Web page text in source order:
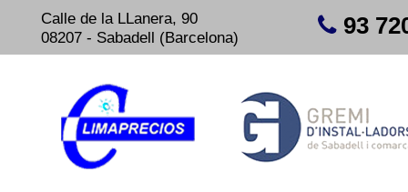
Calle de la LLanera, 90
08207 - Sabadell (Barcelona)
93